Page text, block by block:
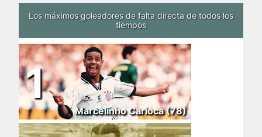
Los máximos goleadores de falta directa de todos los
tiempos
1
Marcelinho Carioca (78)